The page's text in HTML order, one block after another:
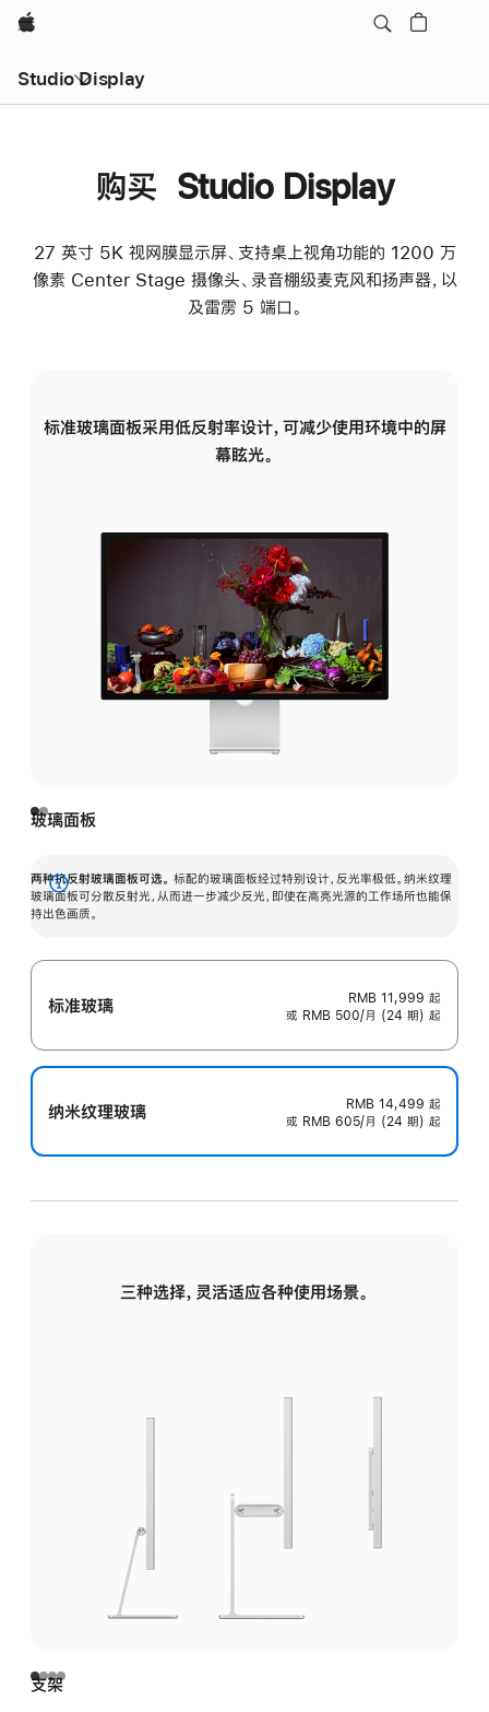
Apple
Studio Display
购买 Studio Display
27 英寸 5K 视网膜显示屏、支持桌上视角功能的 1200 万
像素 Center Stage 摄像头、录音棚级麦克风和扬声器，以
及雷雳 5 端口。
标准玻璃面板采用低反射率设计，可减少使用环境中的屏
幕眩光。
玻璃面板
两种抗反射玻璃面板可选。 标配的玻璃面板经过特别设计，反光率极低。纳米纹理
玻璃面板可分散反射光，从而进一步减少反光，即使在高亮光源的工作场所也能保
持出色画质。
展
开
标准玻璃 RMB 11,999 起
或 RMB 500/月 (24 期) 起
纳米纹理玻璃 RMB 14,499 起
或 RMB 605/月 (24 期) 起
三种选择，灵活适应各种使用场景。
支架